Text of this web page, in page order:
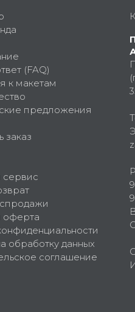
(FAQ)
к макетам
предложения
заказ
сервис
оферта
обработку данных
соглашение